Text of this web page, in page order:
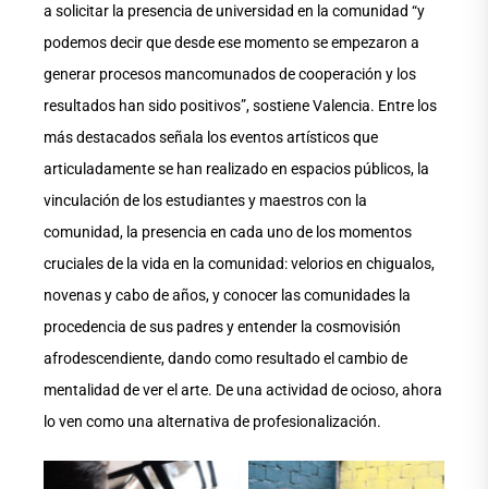
a solicitar la presencia de universidad en la comunidad “y
podemos decir que desde ese momento se empezaron a
generar procesos mancomunados de cooperación y los
resultados han sido positivos”, sostiene Valencia. Entre los
más destacados señala los eventos artísticos que
articuladamente se han realizado en espacios públicos, la
vinculación de los estudiantes y maestros con la
comunidad, la presencia en cada uno de los momentos
cruciales de la vida en la comunidad: velorios en chigualos,
novenas y cabo de años, y conocer las comunidades la
procedencia de sus padres y entender la cosmovisión
afrodescendiente, dando como resultado el cambio de
mentalidad de ver el arte. De una actividad de ocioso, ahora
lo ven como una alternativa de profesionalización.